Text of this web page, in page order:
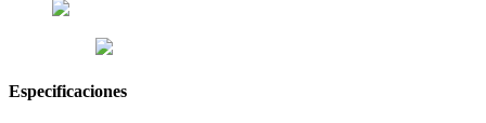
Especificaciones